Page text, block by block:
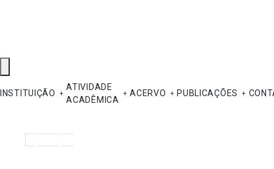
INSTITUIÇÃO
ATIVIDADE
ACADÊMICA
ACERVO PUBLICAÇÕES